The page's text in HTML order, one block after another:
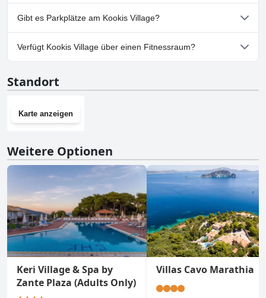
Nein, Kookis Village erlaubt keine Hunde.
Gibt es Parkplätze am Kookis Village?
Ja, Parkmöglichkeiten sind im Kookis Village vorhanden.
Verfügt Kookis Village über einen Fitnessraum?
Standort
Karte anzeigen
Weitere Optionen
Keri Village & Spa by
Zante Plaza (Adults Only)
Villas Cavo Marathia